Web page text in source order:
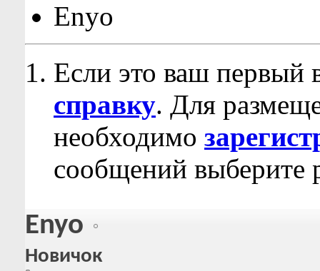
Enyo
Если это ваш первый
справку. Для
необходимо
сообщений выберите
Enyo
Новичок